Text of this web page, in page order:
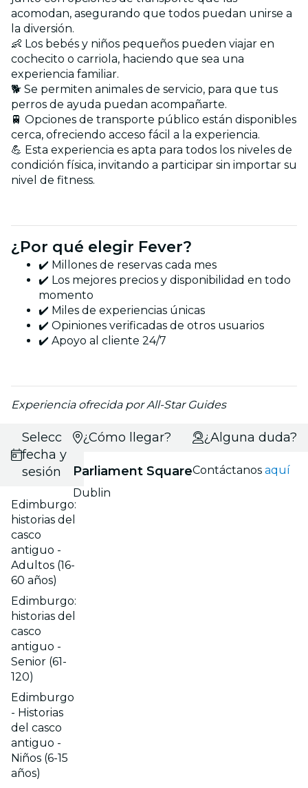
acomodan, asegurando que todos puedan unirse a
la diversión.
👶 Los bebés y niños pequeños pueden viajar en
cochecito o carriola, haciendo que sea una
experiencia familiar.
🐕 Se permiten animales de servicio, para que tus
perros de ayuda puedan acompañarte.
🚆 Opciones de transporte público están disponibles
cerca, ofreciendo acceso fácil a la experiencia.
💪 Esta experiencia es apta para todos los niveles de
condición física, invitando a participar sin importar su
nivel de fitness.
¿Por qué elegir Fever?
✔️ Millones de reservas cada mes
✔️ Los mejores precios y disponibilidad en todo
momento
✔️ Miles de experiencias únicas
✔️ Opiniones verificadas de otros usuarios
✔️ Apoyo al cliente 24/7
Experiencia ofrecida por All-Star Guides
Selecciona
fecha y
sesión
Edimburgo:
historias del
casco
antiguo -
Adultos (16-
60 años)
Edimburgo:
historias del
casco
antiguo -
Senior (61-
120)
Edimburgo
- Historias
del casco
antiguo -
Niños (6-15
años)
¿Cómo llegar?
Parliament Square
Dublin
¿Alguna duda?
Contáctanosaquí